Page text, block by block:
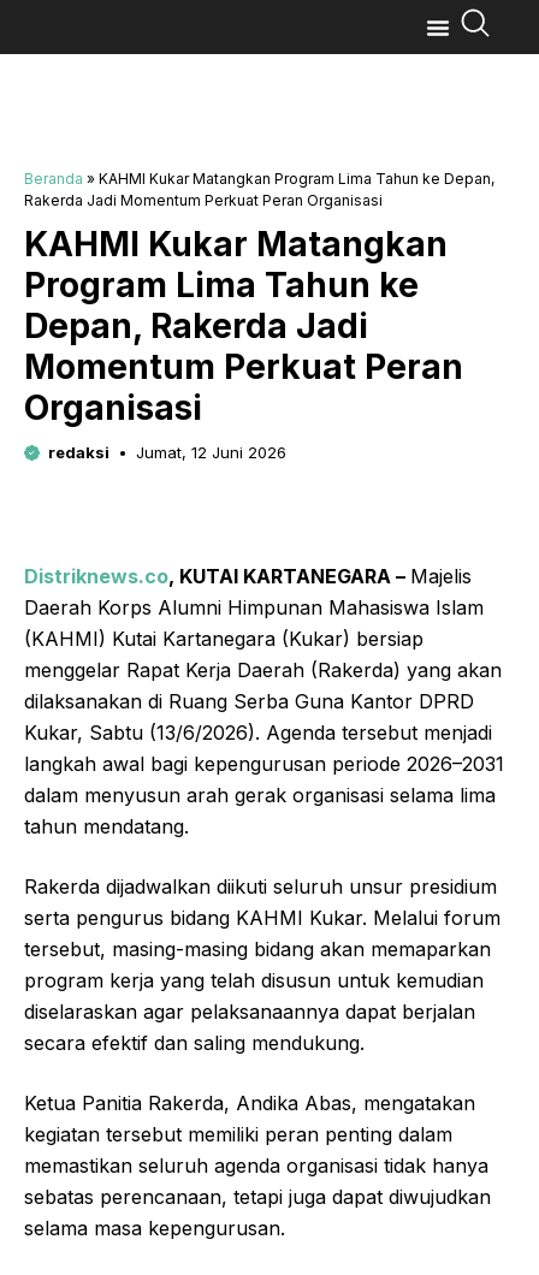
Beranda » KAHMI Kukar Matangkan Program Lima Tahun ke Depan,
Rakerda Jadi Momentum Perkuat Peran Organisasi
KAHMI Kukar Matangkan
Program Lima Tahun ke
Depan, Rakerda Jadi
Momentum Perkuat Peran
Organisasi
redaksi Jumat, 12 Juni 2026
Distriknews.co, KUTAI KARTANEGARA – Majelis
Daerah Korps Alumni Himpunan Mahasiswa Islam
(KAHMI) Kutai Kartanegara (Kukar) bersiap
menggelar Rapat Kerja Daerah (Rakerda) yang akan
dilaksanakan di Ruang Serba Guna Kantor DPRD
Kukar, Sabtu (13/6/2026). Agenda tersebut menjadi
langkah awal bagi kepengurusan periode 2026–2031
dalam menyusun arah gerak organisasi selama lima
tahun mendatang.
Rakerda dijadwalkan diikuti seluruh unsur presidium
serta pengurus bidang KAHMI Kukar. Melalui forum
tersebut, masing-masing bidang akan memaparkan
program kerja yang telah disusun untuk kemudian
diselaraskan agar pelaksanaannya dapat berjalan
secara efektif dan saling mendukung.
Ketua Panitia Rakerda, Andika Abas, mengatakan
kegiatan tersebut memiliki peran penting dalam
memastikan seluruh agenda organisasi tidak hanya
sebatas perencanaan, tetapi juga dapat diwujudkan
selama masa kepengurusan.